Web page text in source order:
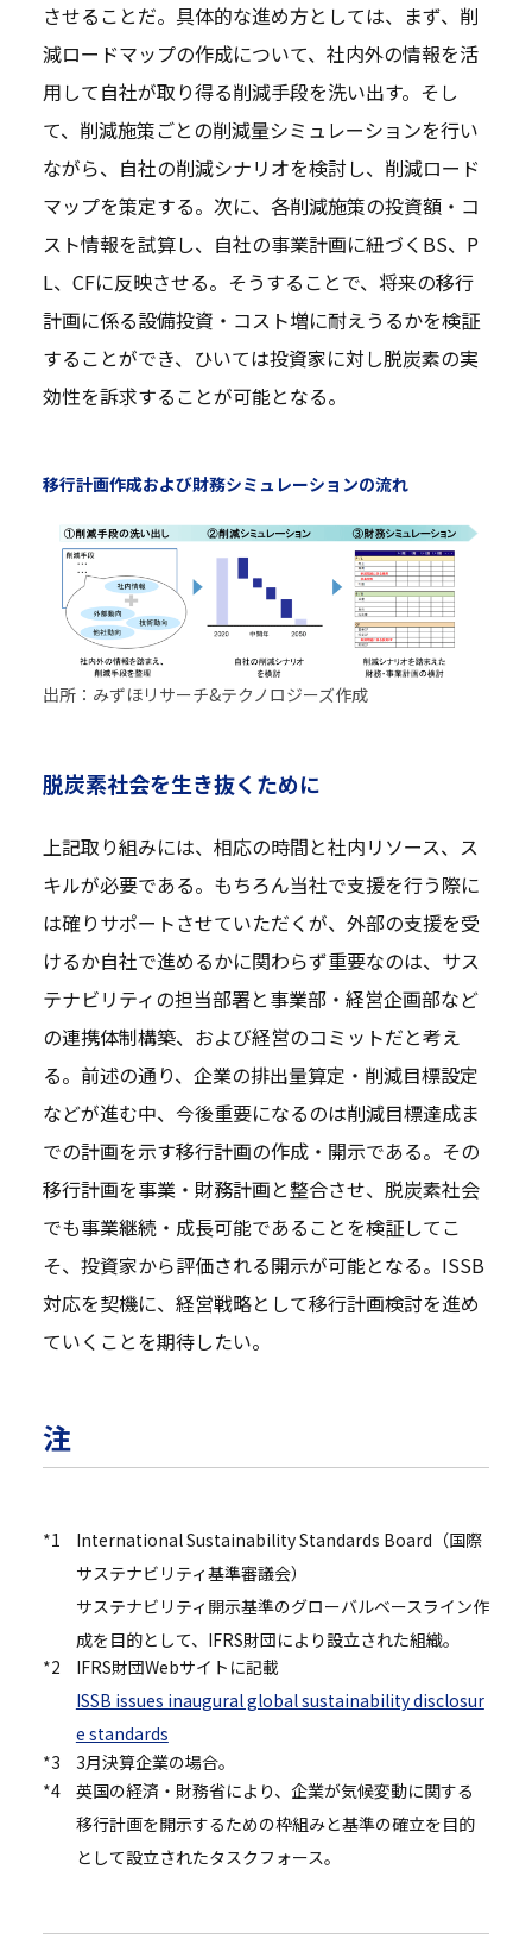
させることだ。具体的な進め方としては、まず、削
減ロードマップの作成について、社内外の情報を活
用して自社が取り得る削減手段を洗い出す。そし
て、削減施策ごとの削減量シミュレーションを行い
ながら、自社の削減シナリオを検討し、削減ロード
マップを策定する。次に、各削減施策の投資額・コ
スト情報を試算し、自社の事業計画に紐づくBS、P
L、CFに反映させる。そうすることで、将来の移行
計画に係る設備投資・コスト増に耐えうるかを検証
することができ、ひいては投資家に対し脱炭素の実
効性を訴求することが可能となる。
移行計画作成および財務シミュレーションの流れ
出所：みずほリサーチ&テクノロジーズ作成
脱炭素社会を生き抜くために
上記取り組みには、相応の時間と社内リソース、ス
キルが必要である。もちろん当社で支援を行う際に
は確りサポートさせていただくが、外部の支援を受
けるか自社で進めるかに関わらず重要なのは、サス
テナビリティの担当部署と事業部・経営企画部など
の連携体制構築、および経営のコミットだと考え
る。前述の通り、企業の排出量算定・削減目標設定
などが進む中、今後重要になるのは削減目標達成ま
での計画を示す移行計画の作成・開示である。その
移行計画を事業・財務計画と整合させ、脱炭素社会
でも事業継続・成長可能であることを検証してこ
そ、投資家から評価される開示が可能となる。ISSB
対応を契機に、経営戦略として移行計画検討を進め
ていくことを期待したい。
注
*1
International Sustainability Standards Board（国際
サステナビリティ基準審議会）
サステナビリティ開示基準のグローバルベースライン作
成を目的として、IFRS財団により設立された組織。
*2
IFRS財団Webサイトに記載
ISSB issues inaugural global sustainability disclosur
e standards
*3
3月決算企業の場合。
*4
英国の経済・財務省により、企業が気候変動に関する
移行計画を開示するための枠組みと基準の確立を目的
として設立されたタスクフォース。